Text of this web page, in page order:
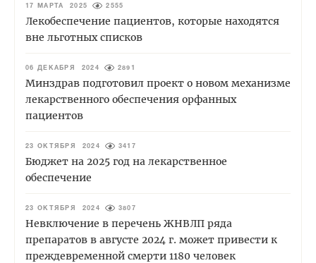
17 МАРТА 2025 2555
Лекобеспечение пациентов, которые находятся
вне льготных списков
06 ДЕКАБРЯ 2024 2891
Минздрав подготовил проект о новом механизме
лекарственного обеспечения орфанных
пациентов
23 ОКТЯБРЯ 2024 3417
Бюджет на 2025 год на лекарственное
обеспечение
23 ОКТЯБРЯ 2024 3807
Невключение в перечень ЖНВЛП ряда
препаратов в августе 2024 г. может привести к
преждевременной смерти 1180 человек